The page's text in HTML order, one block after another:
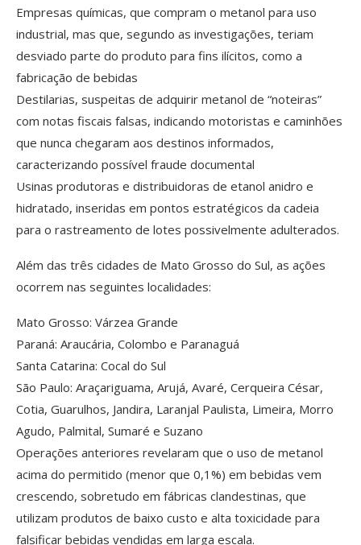
Empresas químicas, que compram o metanol para uso
industrial, mas que, segundo as investigações, teriam
desviado parte do produto para fins ilícitos, como a
fabricação de bebidas
Destilarias, suspeitas de adquirir metanol de “noteiras”
com notas fiscais falsas, indicando motoristas e caminhões
que nunca chegaram aos destinos informados,
caracterizando possível fraude documental
Usinas produtoras e distribuidoras de etanol anidro e
hidratado, inseridas em pontos estratégicos da cadeia
para o rastreamento de lotes possivelmente adulterados.
Além das três cidades de Mato Grosso do Sul, as ações
ocorrem nas seguintes localidades:
Mato Grosso: Várzea Grande
Paraná: Araucária, Colombo e Paranaguá
Santa Catarina: Cocal do Sul
São Paulo: Araçariguama, Arujá, Avaré, Cerqueira César,
Cotia, Guarulhos, Jandira, Laranjal Paulista, Limeira, Morro
Agudo, Palmital, Sumaré e Suzano
Operações anteriores revelaram que o uso de metanol
acima do permitido (menor que 0,1%) em bebidas vem
crescendo, sobretudo em fábricas clandestinas, que
utilizam produtos de baixo custo e alta toxicidade para
falsificar bebidas vendidas em larga escala.